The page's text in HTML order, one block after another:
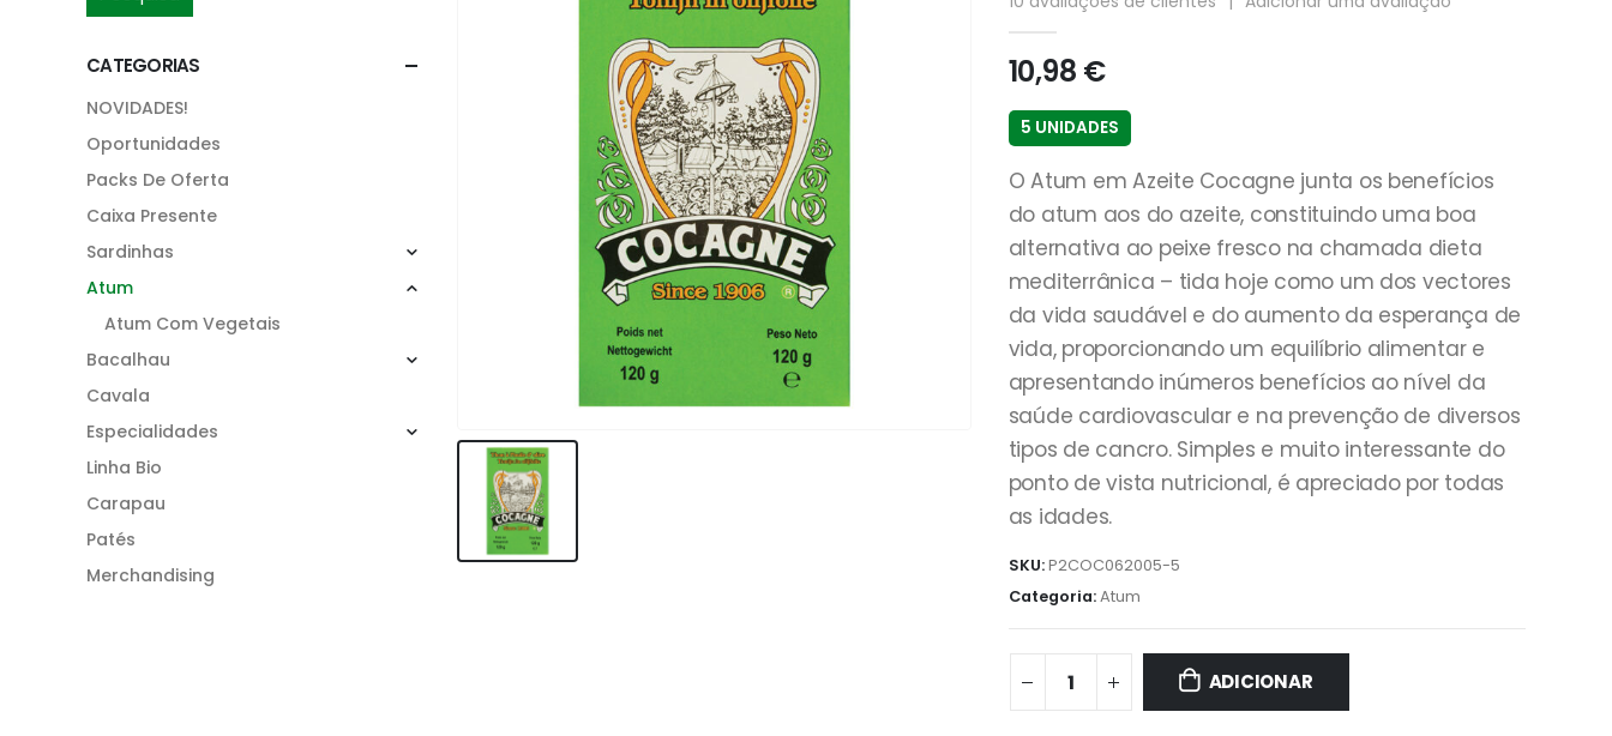
10,98 €
5 UNIDADES
O Atum em Azeite Cocagne junta os benefícios
do atum aos do azeite, constituindo uma boa
alternativa ao peixe fresco na chamada dieta
mediterrânica – tida hoje como um dos vectores
da vida saudável e do aumento da esperança de
vida, proporcionando um equilíbrio alimentar e
apresentando inúmeros benefícios ao nível da
saúde cardiovascular e na prevenção de diversos
tipos de cancro. Simples e muito interessante do
ponto de vista nutricional, é apreciado por todas
as idades.
SKU:P2COC062005-5
Categoria:Atum
ADICIONAR
CATEGORIAS
NOVIDADES!
Oportunidades
Packs De Oferta
Caixa Presente
Sardinhas
Atum
Atum Com Vegetais
Bacalhau
Cavala
Especialidades
Linha Bio
Carapau
Patés
Merchandising